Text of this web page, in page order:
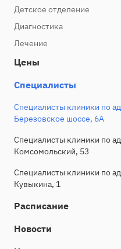
Детское отделение
Диагностика
Лечение
Цены
Специалисты
Специалисты клиники по
Березовское шоссе, 6А
Специалисты клиники по
Комсомольский, 53
Специалисты клиники по
Кувыкина, 1
Расписание
Новости